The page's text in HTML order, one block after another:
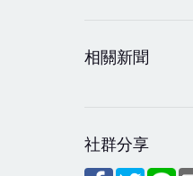
相關新聞
社群分享